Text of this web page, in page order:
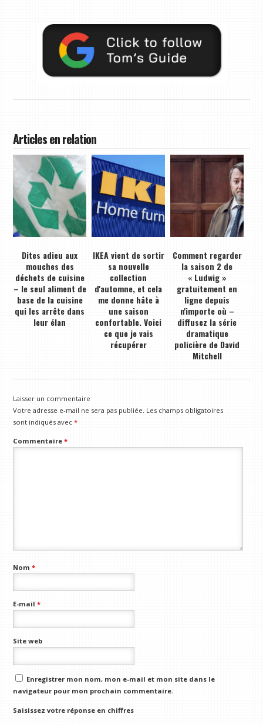
Articles en relation
Dites adieu aux
mouches des
déchets de cuisine
– le seul aliment de
base de la cuisine
qui les arrête dans
leur élan
IKEA vient de sortir
sa nouvelle
collection
d'automne, et cela
me donne hâte à
une saison
confortable. Voici
ce que je vais
récupérer
Comment regarder
la saison 2 de
« Ludwig »
gratuitement en
ligne depuis
n'importe où –
diffusez la série
dramatique
policière de David
Mitchell
Laisser un commentaire
Votre adresse e-mail ne sera pas publiée. Les champs obligatoires
sont indiqués avec*
Commentaire*
Nom*
E-mail*
Site web
Enregistrer mon nom, mon e-mail et mon site dans le
navigateur pour mon prochain commentaire.
Saisissez votre réponse en chiffres